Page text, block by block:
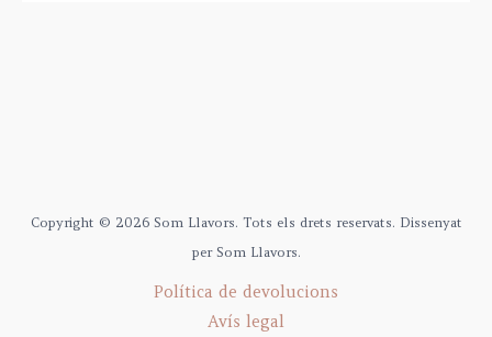
Copyright © 2026 Som Llavors. Tots els drets reservats. Dissenyat
per Som Llavors.
Política de devolucions
Avís legal